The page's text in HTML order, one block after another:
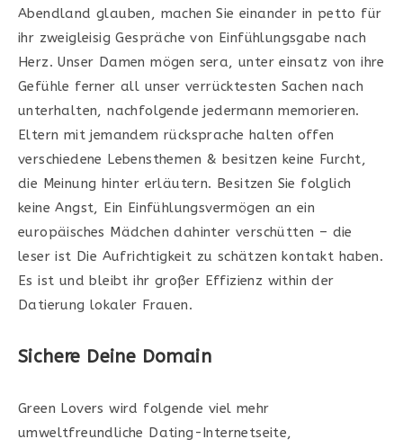
Abendland glauben, machen Sie einander in petto für
ihr zweigleisig Gespräche von Einfühlungsgabe nach
Herz. Unser Damen mögen sera, unter einsatz von ihre
Gefühle ferner all unser verrücktesten Sachen nach
unterhalten, nachfolgende jedermann memorieren.
Eltern mit jemandem rücksprache halten offen
verschiedene Lebensthemen & besitzen keine Furcht,
die Meinung hinter erläutern. Besitzen Sie folglich
keine Angst, Ein Einfühlungsvermögen an ein
europäisches Mädchen dahinter verschütten – die
leser ist Die Aufrichtigkeit zu schätzen kontakt haben.
Es ist und bleibt ihr großer Effizienz within der
Datierung lokaler Frauen.
Sichere Deine Domain
Green Lovers wird folgende viel mehr
umweltfreundliche Dating-Internetseite,